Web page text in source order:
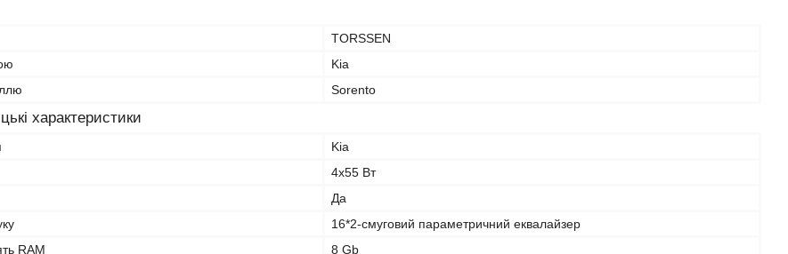
TORSSEN
Kia
Sorento
характеристики
Kia
4х55 Вт
Да
16*2-смуговий параметричний еквалайзер
RAM
8 Gb